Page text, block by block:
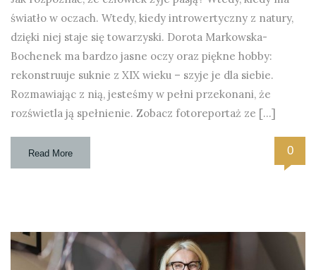
światło w oczach. Wtedy, kiedy introwertyczny z natury,
dzięki niej staje się towarzyski. Dorota Markowska-
Bochenek ma bardzo jasne oczy oraz piękne hobby:
rekonstruuje suknie z XIX wieku – szyje je dla siebie.
Rozmawiając z nią, jesteśmy w pełni przekonani, że
rozświetla ją spełnienie. Zobacz fotoreportaż ze […]
Read More 0